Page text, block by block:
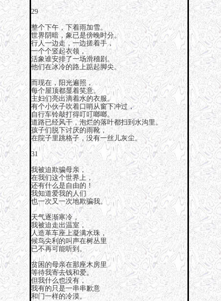
29
整个下午，下着雨加雪。
世界阴暗，象已是傍晚时分。
行人一边走，一边搓着手，
一个个竖起衣领，
活象谁安排了一场滑稽剧。
他们在冰冷的路上踮起脚尖。
而现在，阳光遍照，
每个屋顶都显着笑意。
主妇们亮出滴着水的衣服。
有个小伙子吹着口哨从窗下冲过，
自行车铃敲打得叮叮啷啷。
道路已经风干，泡烂的落叶都扫到水沟里。
孩子们脱下讨厌的雨靴，
在院子里跳格子，没有一丝儿灰尘。
31
我被迫欺骗母亲，
在我们这个世界上，
还有什么是自由的！
我知道爱我的人们
也一次又一次地欺骗我。
天气逐渐寒冷，
我被迫走出温室，
人造革车座上凝满水珠，
候鸟尖利的叫声在树丛里
已不再可能听到。
贫困的母亲在那座木房里
等待我寄去钱和爱。
但我什么也没有，
我有的只是一串串歉意
和门一样的冷漠。